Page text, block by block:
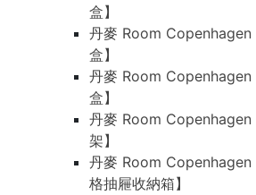
盒】
丹麥 Room Copenhagen
盒】
丹麥 Room Copenhagen
盒】
丹麥 Room Copenhagen
架】
丹麥 Room Copenhagen
格抽屜收納箱】